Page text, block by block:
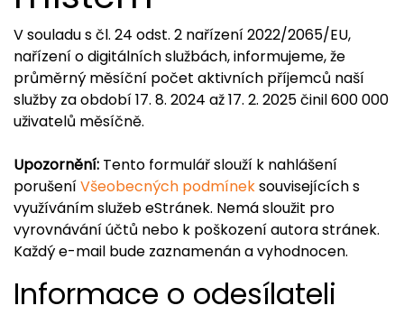
V souladu s čl. 24 odst. 2 nařízení 2022/2065/EU,
nařízení o digitálních službách, informujeme, že
průměrný měsíční počet aktivních příjemců naší
služby za období 17. 8. 2024 až 17. 2. 2025 činil 600 000
uživatelů měsíčně.
Upozornění: Tento formulář slouží k nahlášení
porušeníVšeobecných podmíneksouvisejících s
využíváním služeb eStránek. Nemá sloužit pro
vyrovnávání účtů nebo k poškození autora stránek.
Každý e-mail bude zaznamenán a vyhodnocen.
Informace o odesílateli